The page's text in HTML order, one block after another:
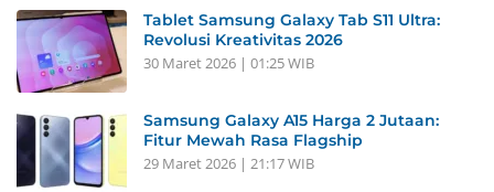
Tablet Samsung Galaxy Tab S11 Ultra:
Revolusi Kreativitas 2026
30 Maret 2026 | 01:25 WIB
Samsung Galaxy A15 Harga 2 Jutaan:
Fitur Mewah Rasa Flagship
29 Maret 2026 | 21:17 WIB